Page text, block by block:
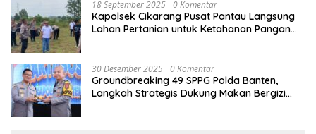
18 September 2025 0 Komentar
Kapolsek Cikarang Pusat Pantau Langsung
Lahan Pertanian untuk Ketahanan Pangan
30 Desember 2025 0 Komentar
Groundbreaking 49 SPPG Polda Banten,
Langkah Strategis Dukung Makan Bergizi